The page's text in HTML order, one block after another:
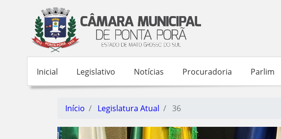
Inicial Legislativo Notícias Procuradoria Parlim
Início Legislatura Atual 36